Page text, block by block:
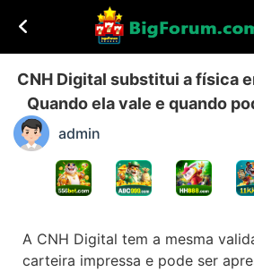
CNH Digital substitui a física
Quando ela vale e quando
admin
A CNH Digital tem a mesma
carteira impressa e pode ser